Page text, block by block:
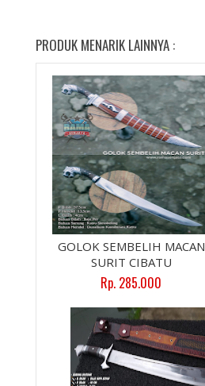
PRODUK MENARIK LAINNYA :
GOLOK SEMBELIH MACAN
SURIT CIBATU
Rp. 285.000